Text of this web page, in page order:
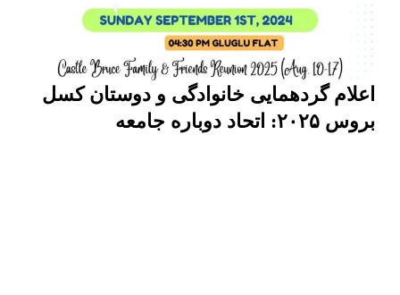
اعلام گردهمایی خانوادگی و دوستان کسل
بروس ۲۰۲۵: اتحاد دوباره جامعه